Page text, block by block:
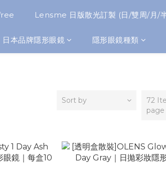
Lensme 日版散光訂製 (日/雙周/月/
日本品牌隱形眼鏡 隱形眼鏡種類
Sort by
72
page